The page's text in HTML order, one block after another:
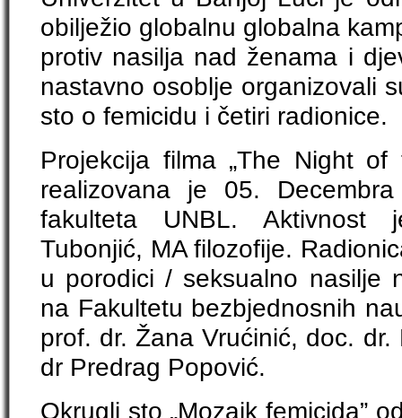
obilježio globalnu globalna
protiv nasilja nad ženama i
nastavno osoblje organizovali
sto o femicidu i četiri radionice.
Projekcija filma „The Night
realizovana je 05.
fakulteta UNBL. Aktivnost
Tubonjić, MA filozofije.
u porodici / seksualno nasilje
na Fakultetu bezbjednosnih
prof. dr. Žana Vrućinić, doc.
dr Predrag Popović.
Okrugli sto „Mozaik femicida”